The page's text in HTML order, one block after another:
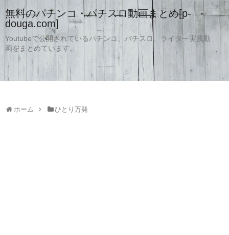
無料のパチンコ・パチスロ動画まとめ[p-
douga.com]
Youtubeで公開されているパチンコ、パチスロ、ライター実践動
画をまとめています。
ホーム ひとり万発